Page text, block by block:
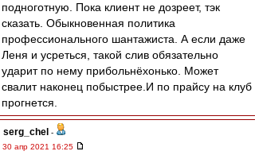
подноготную. Пока клиент не дозреет, тэк
сказать. Обыкновенная политика
профессионального шантажиста. А если даже
Леня и усреться, такой слив обязательно
ударит по нему прибольнёхонько. Может
свалит наконец побыстрее.И по прайсу на клуб
прогнется.
serg_chel -
30 апр 2021 16:25